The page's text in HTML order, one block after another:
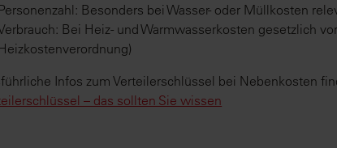
Besonders bei Wasser- oder Müllkosten
Bei Heiz- und Warmwasserkosten gesetzlich
Infos zum Verteilerschlüssel bei Nebenkosten
– das sollten Sie wissen